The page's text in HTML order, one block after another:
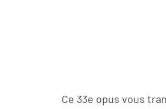
Ce 33e opus vous